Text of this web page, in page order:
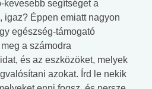
kevesebb segítséget a
igaz? Éppen emiatt nagyon
egészség-támogató
a számodra
és az eszközöket, melyek
azokat. Írd le nekik